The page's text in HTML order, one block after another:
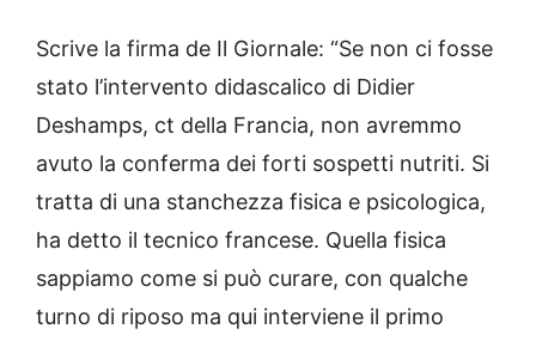
Scrive la firma de Il Giornale: “Se non ci fosse
stato l’intervento didascalico di Didier
Deshamps, ct della Francia, non avremmo
avuto la conferma dei forti sospetti nutriti. Si
tratta di una stanchezza fisica e psicologica,
ha detto il tecnico francese. Quella fisica
sappiamo come si può curare, con qualche
turno di riposo ma qui interviene il primo